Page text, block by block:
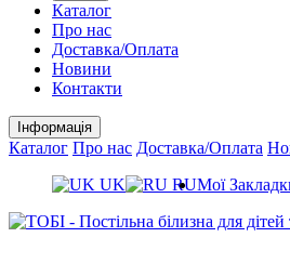
Каталог
Про нас
Доставка/Оплата
Новини
Контакти
Інформація
Каталог Про нас Доставка/Оплата
RU
UK Мої